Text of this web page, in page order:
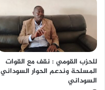
للحزب القومي : نقف مع القوات
المسلحة وندعم الحوار السوداني
السوداني